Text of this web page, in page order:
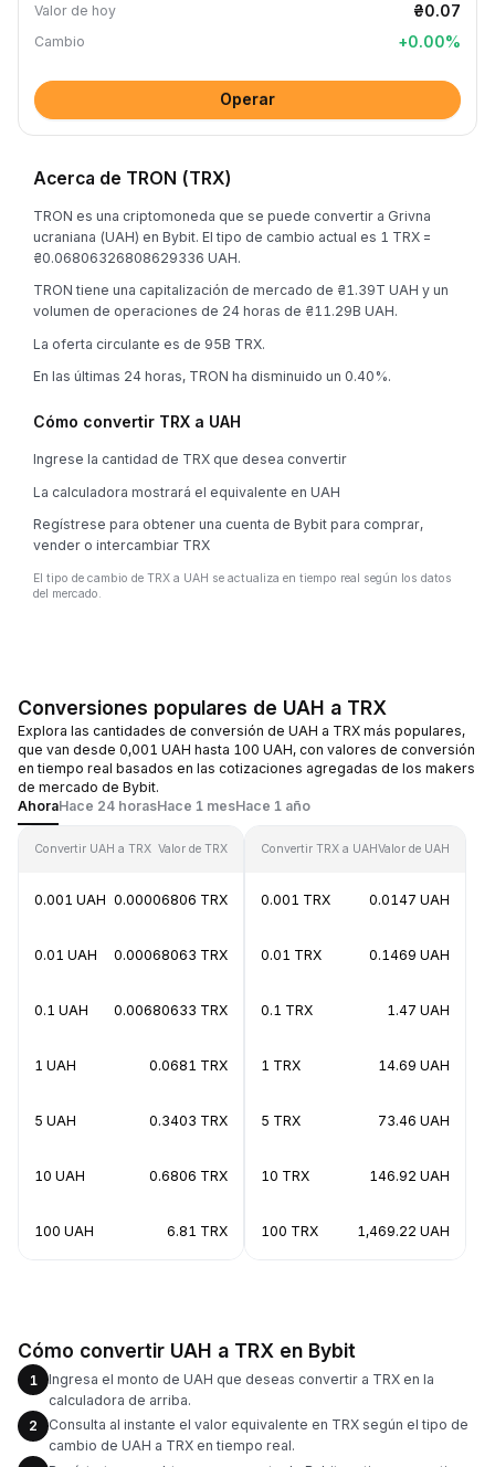
Valor de hoy ₴0.07
Cambio +0.00%
Operar
Acerca de TRON (TRX)
TRON es una criptomoneda que se puede convertir a Grivna
ucraniana (UAH) en Bybit. El tipo de cambio actual es 1 TRX =
₴0.06806326808629336 UAH.
TRON tiene una capitalización de mercado de ₴1.39T UAH y un
volumen de operaciones de 24 horas de ₴11.29B UAH.
La oferta circulante es de 95B TRX.
En las últimas 24 horas, TRON ha disminuido un 0.40%.
Cómo convertir TRX a UAH
Ingrese la cantidad de TRX que desea convertir
La calculadora mostrará el equivalente en UAH
Regístrese para obtener una cuenta de Bybit para comprar,
vender o intercambiar TRX
El tipo de cambio de TRX a UAH se actualiza en tiempo real según los datos
del mercado.
Conversiones populares de UAH a TRX
Explora las cantidades de conversión de UAH a TRX más populares,
que van desde 0,001 UAH hasta 100 UAH, con valores de conversión
en tiempo real basados en las cotizaciones agregadas de los makers
de mercado de Bybit.
AhoraHace 24 horasHace 1 mesHace 1 año
Convertir UAH a TRX Valor de TRX
0.001 UAH 0.00006806 TRX
0.01 UAH 0.00068063 TRX
0.1 UAH 0.00680633 TRX
1 UAH 0.0681 TRX
5 UAH 0.3403 TRX
10 UAH 0.6806 TRX
100 UAH 6.81 TRX
Convertir TRX a UAHValor de UAH
0.001 TRX 0.0147 UAH
0.01 TRX 0.1469 UAH
0.1 TRX 1.47 UAH
1 TRX 14.69 UAH
5 TRX 73.46 UAH
10 TRX 146.92 UAH
100 TRX 1,469.22 UAH
Cómo convertir UAH a TRX en Bybit
1
Ingresa el monto de UAH que deseas convertir a TRX en la
calculadora de arriba.
2
Consulta al instante el valor equivalente en TRX según el tipo de
cambio de UAH a TRX en tiempo real.